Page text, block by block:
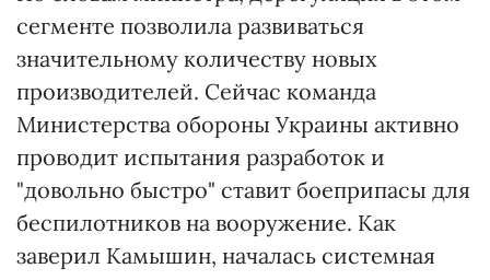
сегменте позволила развиваться
значительному количеству новых
производителей. Сейчас команда
Министерства обороны Украины активно
проводит испытания разработок и
"довольно быстро" ставит боеприпасы для
беспилотников на вооружение. Как
заверил Камышин, началась системная